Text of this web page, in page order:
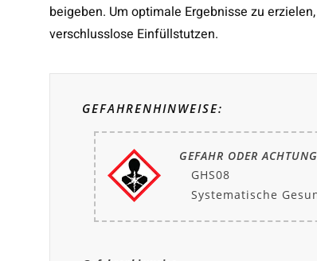
beigeben. Um optimale Ergebnisse zu
verschlusslose Einfüllstutzen.
GEFAHRENHINWEISE:
GEFAHR ODER ACHTUNG
GHS08
Systematische